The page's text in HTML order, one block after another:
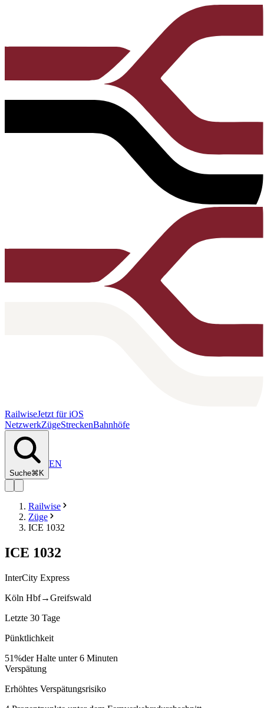
RailwiseJetzt für iOS
NetzwerkZügeStreckenBahnhöfe
Suche⌘K
EN
Railwise
Züge
ICE 1032
ICE 1032
InterCity Express
Köln Hbf→Greifswald
Letzte 30 Tage
Pünktlichkeit
51%der Halte unter 6 Minuten
Verspätung
Erhöhtes Verspätungsrisiko